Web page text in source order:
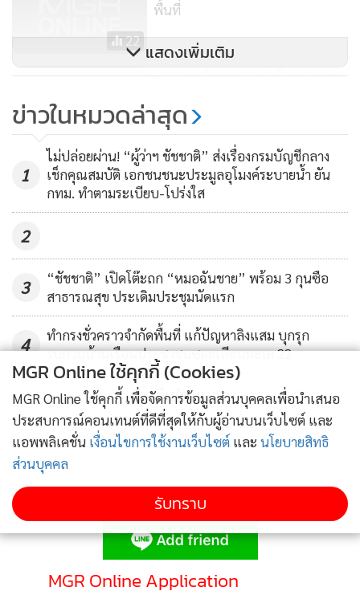
22
พื้นที่
112
16.00 น. ไม่พบกลุ่มฝนในกรุงเทพฯ
แสดงเพิ่มเติม
ข่าวในหมวดล่าสุด
1
ไม่ปล่อยผ่าน! “ผู้ว่าฯ ชัชชาติ” ส่งเรื่องกรมบัญชีกลาง
เช็กคุณสมบัติ เอกชนชนะประมูลอุโมงค์ระบายน้ำ ยัน
กทม. ทำตามระเบียบ-โปร่งใส
2
3
“ชัชชาติ” เปิดโต๊ะถก “หมอฉันชาย” พร้อม 3 กุนซือ
สาธารณสุข ประเดิมประชุมนัดแรก
4
ทำกรงชั่วคราวจำกัดพื้นที่ แก้ปัญหาลิงแสม บุกรุก
รบกวนบ้านเรือนประชาชนซอยเทียนทะเล 22
ข่าวอื่นในหมวด
ติดตามข่าวสารผ่านทาง LINE
MGR Online Application
MGR Online ใช้คุกกี้ (Cookies)
MGR Online ใช้คุกกี้ เพื่อจัดการข้อมูลส่วนบุคคลเพื่อนำเสนอ
ประสบการณ์คอนเทนต์ที่ดีที่สุดให้กับผู้อ่านบนเว็บไซต์ และ
แอพพลิเคชั่น เงื่อนไขการใช้งานเว็บไซต์ และ นโยบายสิทธิ
ส่วนบุคคล
รับทราบ